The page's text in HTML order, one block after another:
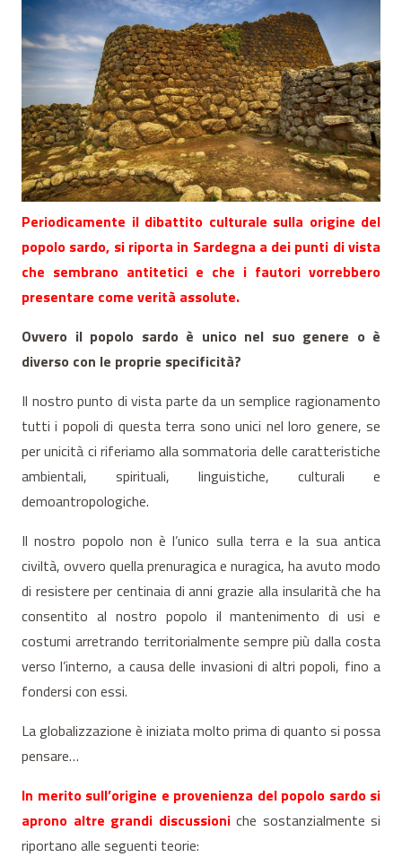
Periodicamente il dibattito culturale sulla origine del
popolo sardo, si riporta in Sardegna a dei punti di vista
che sembrano antitetici e che i fautori vorrebbero
presentare come verità assolute.
Ovvero il popolo sardo è unico nel suo genere o è
diverso con le proprie specificità?
Il nostro punto di vista parte da un semplice ragionamento
tutti i popoli di questa terra sono unici nel loro genere, se
per unicità ci riferiamo alla sommatoria delle caratteristiche
ambientali, spirituali, linguistiche, culturali e
demoantropologiche.
Il nostro popolo non è l’unico sulla terra e la sua antica
civiltà, ovvero quella prenuragica e nuragica, ha avuto modo
di resistere per centinaia di anni grazie alla insularità che ha
consentito al nostro popolo il mantenimento di usi e
costumi arretrando territorialmente sempre più dalla costa
verso l’interno, a causa delle invasioni di altri popoli, fino a
fondersi con essi.
La globalizzazione è iniziata molto prima di quanto si possa
pensare…
In merito sull’origine e provenienza del popolo sardo si
aprono altre grandi discussioni che sostanzialmente si
riportano alle seguenti teorie: